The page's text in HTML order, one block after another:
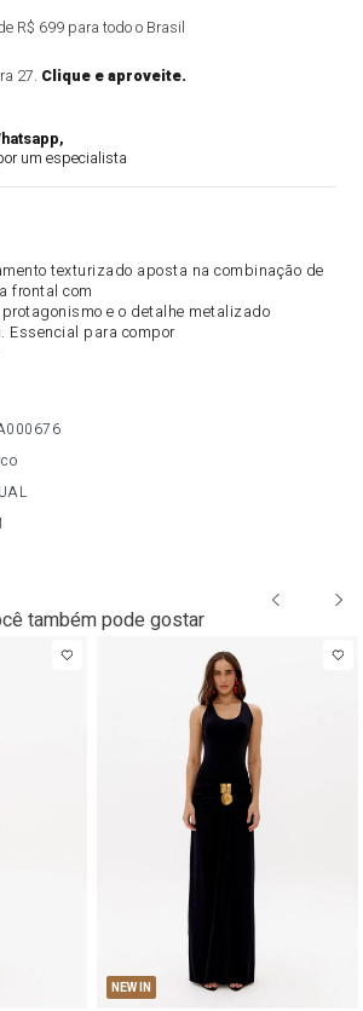
R$ 699 para todo o Brasil
27. Clique e aproveite.
um especialista
texturizado aposta na combinação de
frontal com
e o detalhe metalizado
Essencial para compor
também pode gostar
NEW IN